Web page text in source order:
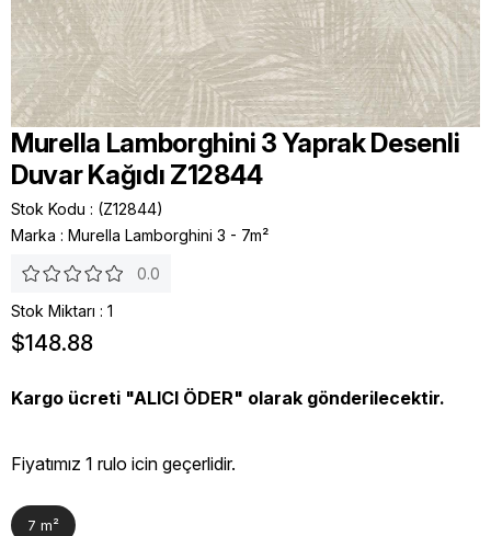
Murella Lamborghini 3 Yaprak Desenli
Duvar Kağıdı Z12844
Stok Kodu
(Z12844)
Marka : Murella Lamborghini 3 - 7m²
0.0
Stok Miktarı : 1
$148.88
Kargo ücreti "ALICI ÖDER" olarak gönderilecektir.
Fiyatımız 1 rulo icin geçerlidir.
7 m²